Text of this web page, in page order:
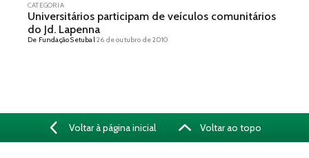
CATEGORIA
Universitários participam de veículos comunitários
do Jd. Lapenna
De Fundação Setubal26 de outubro de 2010
Voltar à página inicial Voltar ao topo